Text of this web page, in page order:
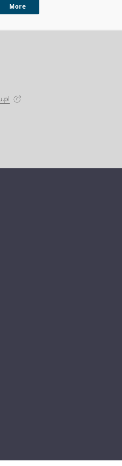
More